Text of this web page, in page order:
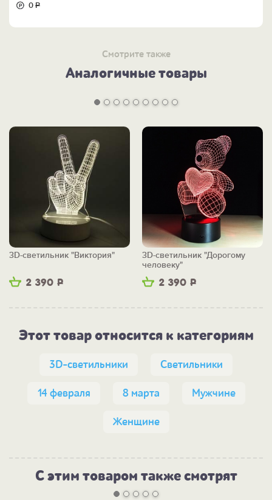
0Р
Смотрите также
Аналогичные товары
2 390 Р
3D-светильник "Виктория"
2 390 Р
3D-светильник "Дорогому
человеку"
Этот товар относится к категориям
3D-светильники Светильники
14 февраля 8 марта Мужчине
Женщине
С этим товаром также смотрят